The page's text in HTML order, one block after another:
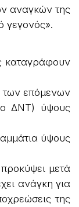
αναγκών της
γεγονός».
καταγράφουν
επόμενων
ΔΝΤ) ύψους
ύψους
μετά
ανάγκη για
της